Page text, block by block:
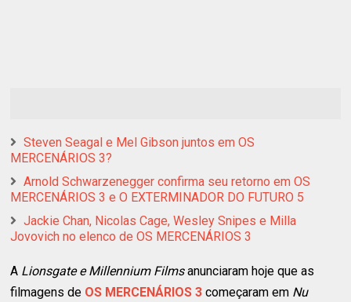
Steven Seagal e Mel Gibson juntos em OS
MERCENÁRIOS 3?
Arnold Schwarzenegger confirma seu retorno em OS
MERCENÁRIOS 3 e O EXTERMINADOR DO FUTURO 5
Jackie Chan, Nicolas Cage, Wesley Snipes e Milla
Jovovich no elenco de OS MERCENÁRIOS 3
A Lionsgate e Millennium Filmsanunciaram hoje que as
filmagens de OS MERCENÁRIOS 3 começaram em Nu